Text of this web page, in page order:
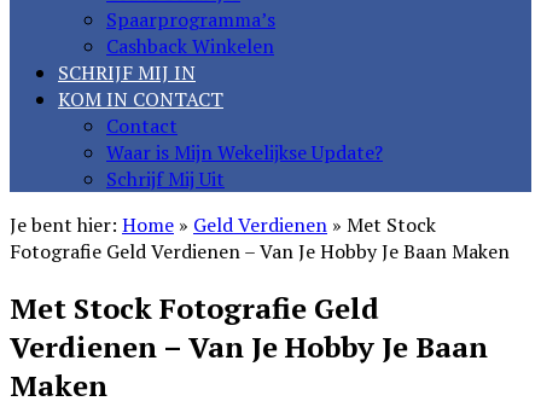
Spaarprogramma’s
Cashback Winkelen
SCHRIJF MIJ IN
KOM IN CONTACT
Contact
Waar is Mijn Wekelijkse Update?
Schrijf Mij Uit
Je bent hier: Home » Geld Verdienen » Met Stock
Fotografie Geld Verdienen – Van Je Hobby Je Baan Maken
Met Stock Fotografie Geld
Verdienen – Van Je Hobby Je Baan
Maken